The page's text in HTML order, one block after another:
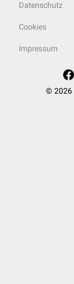
Datenschutz
Cookies
Impressum
© 2026